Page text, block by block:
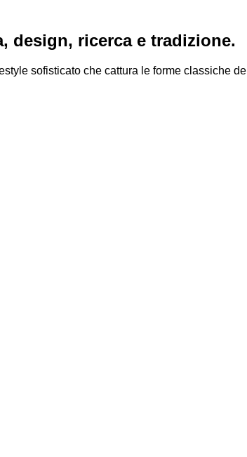
design, ricerca e tradizione.
sofisticato che cattura le forme classiche